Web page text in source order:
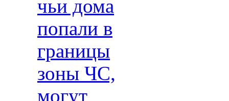
чьи дома
попали в
границы
зоны ЧС,
могут